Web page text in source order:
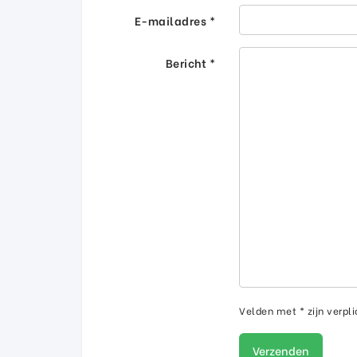
E-mailadres *
Bericht *
Velden met * zijn